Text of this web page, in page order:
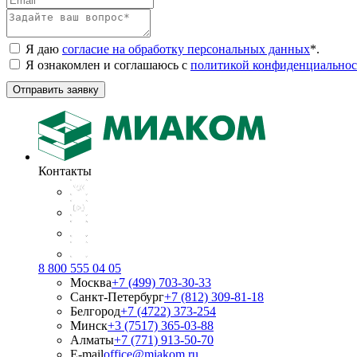
Я даю согласие на обработку персональных данных*.
Я ознакомлен и соглашаюсь с политикой
Отправить заявку
Контакты
8 800 555 04 05
Москва+7 (499) 703-30-33
Санкт-Петербург+7 (812) 309-81-18
Белгород+7 (4722) 373-254
Минск+3 (7517) 365-03-88
Алматы+7 (771) 913-50-70
E-mailoffice@miakom.ru